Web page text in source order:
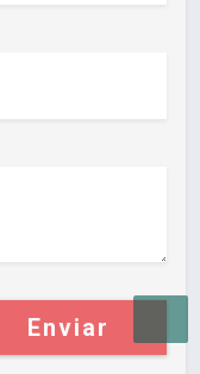
Enviar